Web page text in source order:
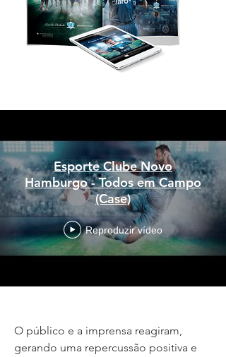
Esporte Clube Novo
Hamburgo - Todos em Campo
(Case)
Reproduzir vídeo
O público e a imprensa reagiram,
gerando uma repercussão positiva e